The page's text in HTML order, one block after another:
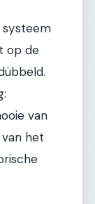
systeem
op de
van
het